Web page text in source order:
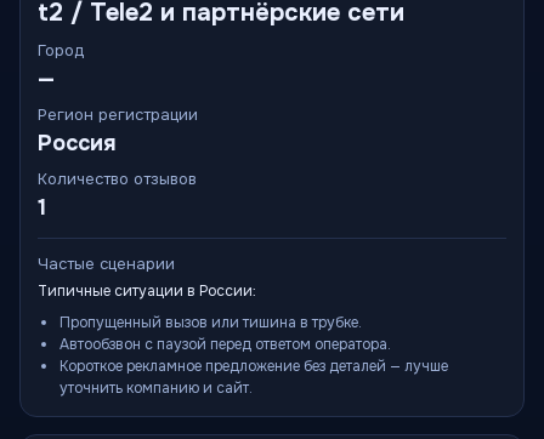
t2 / Tele2 и партнёрские сети
Город
—
Регион регистрации
Россия
Количество отзывов
1
Частые сценарии
Типичные ситуации в России:
Пропущенный вызов или тишина в трубке.
Автообзвон с паузой перед ответом оператора.
Короткое рекламное предложение без деталей — лучше
уточнить компанию и сайт.